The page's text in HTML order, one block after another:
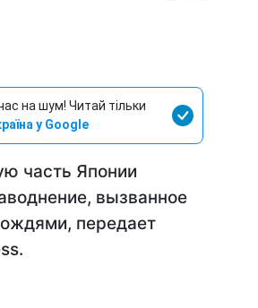
на шум! Читай тільки
у Google
часть Японии
вызванное
передает